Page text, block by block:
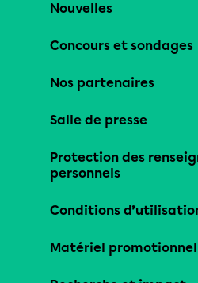
Nouvelles
Concours et sondages
Nos partenaires
Salle de presse
Protection des
personnels
Conditions
Matériel promotionnel